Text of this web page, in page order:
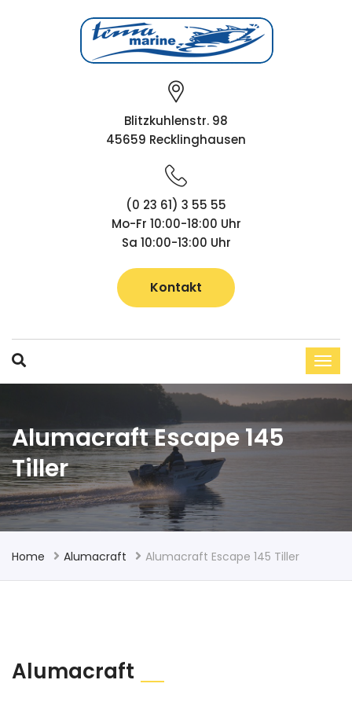
Blitzkuhlenstr. 98
45659 Recklinghausen
(0 23 61) 3 55 55
Mo-Fr 10:00-18:00 Uhr
Sa 10:00-13:00 Uhr
Kontakt
Alumacraft Escape 145
Tiller
Home Alumacraft Alumacraft Escape 145 Tiller
Alumacraft